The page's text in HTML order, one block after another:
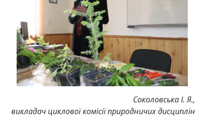
Соколовська І. Я.,
викладач циклової комісії природничих дисциплін